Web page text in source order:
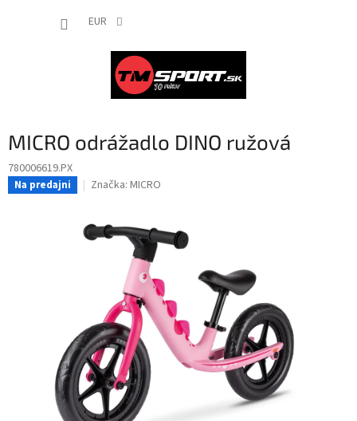
EUR
MICRO odrážadlo DINO ružová
780006619.PX
Na predajni Značka: MICRO